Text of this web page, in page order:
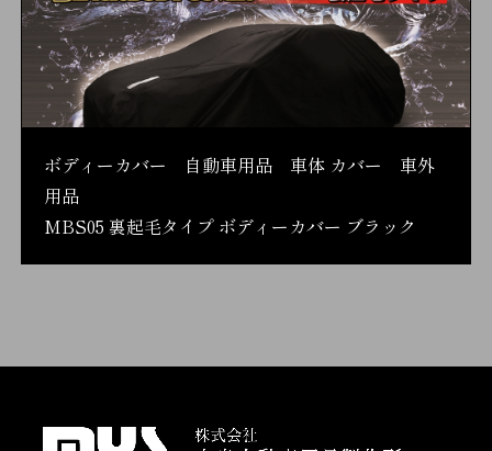
ボディーカバー 自動車用品 車体 カバー 車外
用品
MBS05 裏起毛タイプ ボディーカバー ブラック